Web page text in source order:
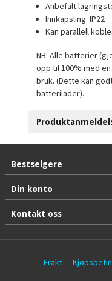
Anbefalt
Innkapsling: IP22
Kan parallell
NB: Alle batterier
opp til 100% med
bruk. (Dette kan
batterilader).
Bestselgere
Din konto
Kontakt oss
Frakt